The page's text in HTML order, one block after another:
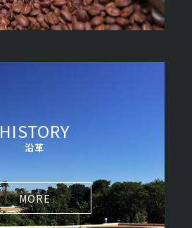
HISTORY
沿革
MORE